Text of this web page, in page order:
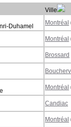
Ville
Duhamel
Montréal
Montréal
Brossard
Montréal
Candiac
Montréal